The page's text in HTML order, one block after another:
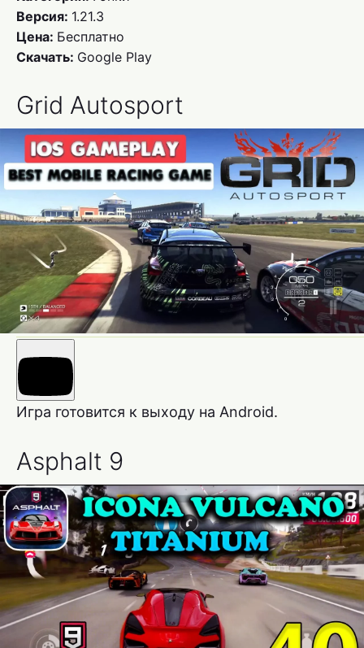
Версия: 1.21.3
Цена: Бесплатно
Скачать: Google Play
Grid Autosport
Игра готовится к выходу на Android.
Asphalt 9